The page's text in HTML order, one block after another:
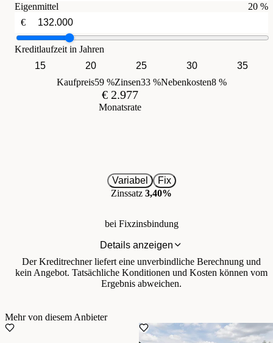
Eigenmittel
20 %
€
Kreditlaufzeit in Jahren
15
20 25 30
35
Kaufpreis59 %Zinsen33 %Nebenkosten8 %
€ 2.977
Monatsrate
Variabel
Fix
Zinssatz 3,40%
bei Fixzinsbindung
Details anzeigen
Der Kreditrechner liefert eine unverbindliche Berechnung und
kein Angebot. Tatsächliche Konditionen und Kosten können vom
Ergebnis abweichen.
Mehr von diesem Anbieter